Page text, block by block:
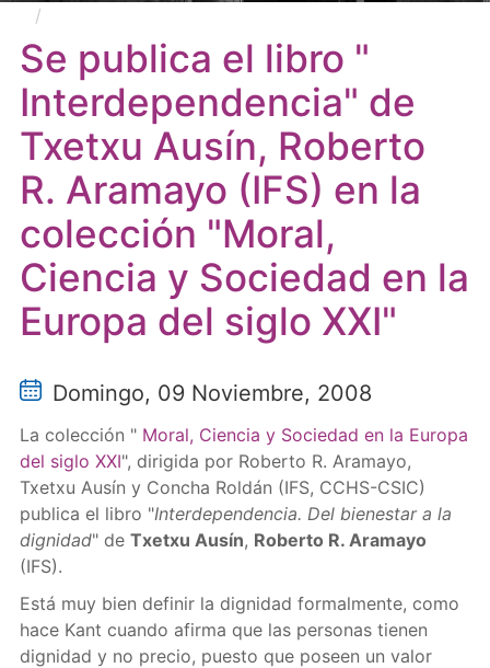
Ausín, Roberto R. Aramayo (IFS) en la colección
"Moral, Ciencia y Sociedad en la Europa del siglo XXI"
Se publica el libro "
Interdependencia" de
Txetxu Ausín, Roberto
R. Aramayo (IFS) en la
colección "Moral,
Ciencia y Sociedad en la
Europa del siglo XXI"
Domingo, 09 Noviembre, 2008
La colección " Moral, Ciencia y Sociedad en la Europa
del siglo XXI", dirigida por Roberto R. Aramayo,
Txetxu Ausín y Concha Roldán (IFS, CCHS-CSIC)
publica el libro "Interdependencia. Del bienestar a la
dignidad" de Txetxu Ausín, Roberto R. Aramayo
(IFS).
Está muy bien definir la dignidad formalmente, como
hace Kant cuando afirma que las personas tienen
dignidad y no precio, puesto que poseen un valor